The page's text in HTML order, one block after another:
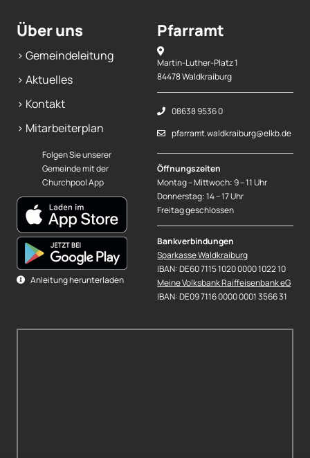
Über uns
> Gemeindeleitung
> Aktuelles
> Kontakt
> Mitarbeiterplan
Folgen Sie unserer
Gemeinde mit der
Churchpool App
Anleitung herunterladen
Pfarramt
Martin-Luther-Platz 1
84478 Waldkraiburg
08638 9536 0
pfarramt.waldkraiburg@elkb.de
Öffnungszeiten
Montag – Mittwoch: 9 – 11 Uhr
Donnerstag: 14 – 17 Uhr
Freitag geschlossen
Bankverbindungen
Sparkasse Waldkraiburg
IBAN: DE60 7115 1020 0000 1022 10
Meine Volksbank Raiffeisenbank eG
IBAN: DE09 7116 0000 0001 3566 31